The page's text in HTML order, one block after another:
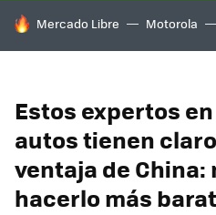
HOY SE HABLA DE
Mercado Libre Motorola
Estos expertos
autos tienen
ventaja de China:
hacerlo más